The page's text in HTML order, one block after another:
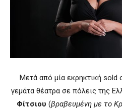
Μετά από μία εκρηκτική sold
γεμάτα θέατρα σε πόλεις της
Φίτσιου (βραβευμένη με το